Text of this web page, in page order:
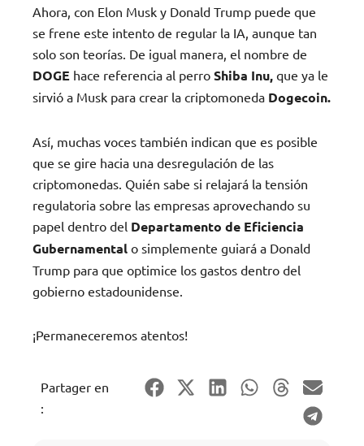
Ahora, con Elon Musk y Donald Trump puede que
se frene este intento de regular la IA, aunque tan
solo son teorías. De igual manera, el nombre de
DOGE hace referencia al perro Shiba Inu, que ya le
sirvió a Musk para crear la criptomoneda Dogecoin.
Así, muchas voces también indican que es posible
que se gire hacia una desregulación de las
criptomonedas. Quién sabe si relajará la tensión
regulatoria sobre las empresas aprovechando su
papel dentro del Departamento de Eficiencia
Gubernamental o simplemente guiará a Donald
Trump para que optimice los gastos dentro del
gobierno estadounidense.
¡Permaneceremos atentos!
Partager en
: